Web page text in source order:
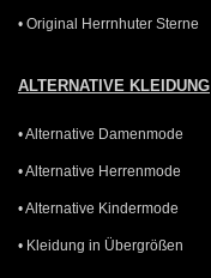
• Original Herrnhuter Sterne
ALTERNATIVE KLEIDUNG
• Alternative Damenmode
• Alternative Herrenmode
• Alternative Kindermode
• Kleidung in Übergrößen